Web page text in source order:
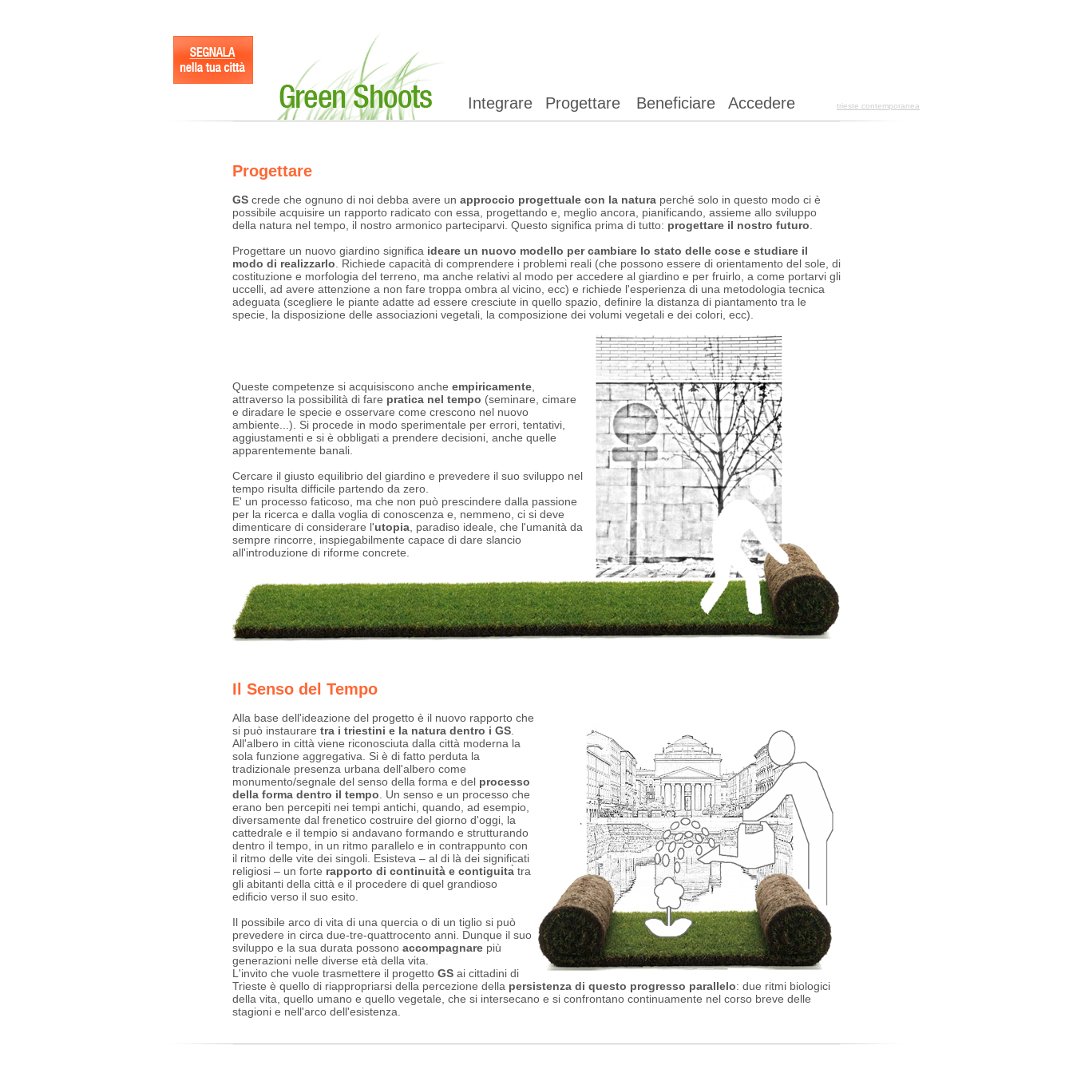
Integrare Progettare Beneficiare Accedere trieste contemporanea
Progettare
GS crede che ognuno di noi debba avere un approccio progettuale con la natura perché solo in questo modo ci è
possibile acquisire un rapporto radicato con essa, progettando e, meglio ancora, pianificando, assieme allo sviluppo
della natura nel tempo, il nostro armonico parteciparvi. Questo significa prima di tutto: progettare il nostro futuro
Progettare un nuovo giardino significa ideare un nuovo modello per cambiare lo stato delle cose e studiare il
modo di realizzarlo . Richiede capacità di comprendere i problemi reali (che possono essere di orientamento del sole, di
costituzione e morfologia del terreno, ma anche relativi al modo per accedere al giardino e per fruirlo, a come portarvi gli
uccelli, ad avere attenzione a non fare troppa ombra al vicino, ecc) e richiede l'esperienza di una metodologia tecnica
adeguata (scegliere le piante adatte ad essere cresciute in quello spazio, definire la distanza di piantamento tra le
specie, la disposizione delle associazioni vegetali, la composizione dei volumi vegetali e dei colori, ecc).
Queste competenze si acquisiscono anche empiricamente
attraverso la possibilità di fare pratica nel tempo (seminare, cimare
e diradare le specie e osservare come crescono nel nuovo
ambiente...). Si procede in modo sperimentale per errori, tentativi,
aggiustamenti e si è obbligati a prendere decisioni, anche quelle
apparentemente banali.
Cercare il giusto equilibrio del giardino e prevedere il suo sviluppo nel
tempo risulta difficile partendo da zero.
E' un processo faticoso, ma che non può prescindere dalla passione
per la ricerca e dalla voglia di conoscenza e, nemmeno, ci si deve
dimenticare di considerare l'utopia , paradiso ideale, che l'umanità da
sempre rincorre, inspiegabilmente capace di dare slancio
all'introduzione di riforme concrete.
Il Senso del Tempo
Alla base dell'ideazione del progetto è il nuovo rapporto che
si può instaurare tra i triestini e la natura dentro i GS
All'albero in città viene riconosciuta dalla città moderna la
sola funzione aggregativa. Si è di fatto perduta la
tradizionale presenza urbana dell'albero come
monumento/segnale del senso della forma e del processo
della forma dentro il tempo . Un senso e un processo che
erano ben percepiti nei tempi antichi, quando, ad esempio,
diversamente dal frenetico costruire del giorno d'oggi, la
cattedrale e il tempio si andavano formando e strutturando
dentro il tempo, in un ritmo parallelo e in contrappunto con
il ritmo delle vite dei singoli. Esisteva – al di là dei significati
religiosi – un forte rapporto di continuità e contiguita ̀ tra
gli abitanti della città e il procedere di quel grandioso
edificio verso il suo esito.
Il possibile arco di vita di una quercia o di un tiglio si può
prevedere in circa due-tre-quattrocento anni. Dunque il suo
sviluppo e la sua durata possono accompagnare più
generazioni nelle diverse età della vita.
L'invito che vuole trasmettere il progetto GS ai cittadini di
Trieste è quello di riappropriarsi della percezione della persistenza di questo progresso parallelo: due ritmi biologici
della vita, quello umano e quello vegetale, che si intersecano e si confrontano continuamente nel corso breve delle
stagioni e nell'arco dell'esistenza.